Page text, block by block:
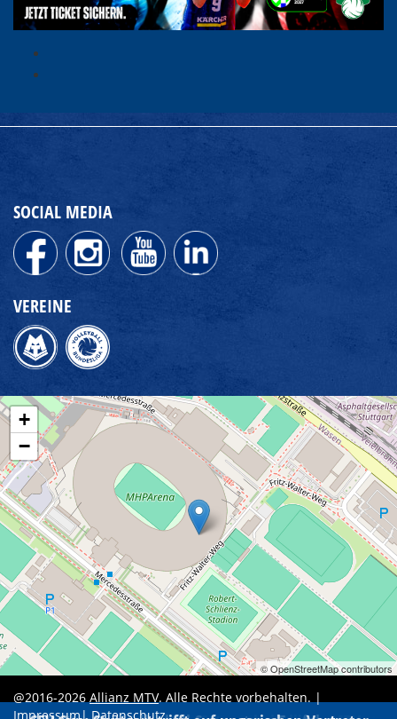
SOCIAL MEDIA
VEREINE
+
−
© OpenStreetMap contributors
@2016-2026 Allianz MTV. Alle Rechte vorbehalten. |
Impressum|Datenschutz